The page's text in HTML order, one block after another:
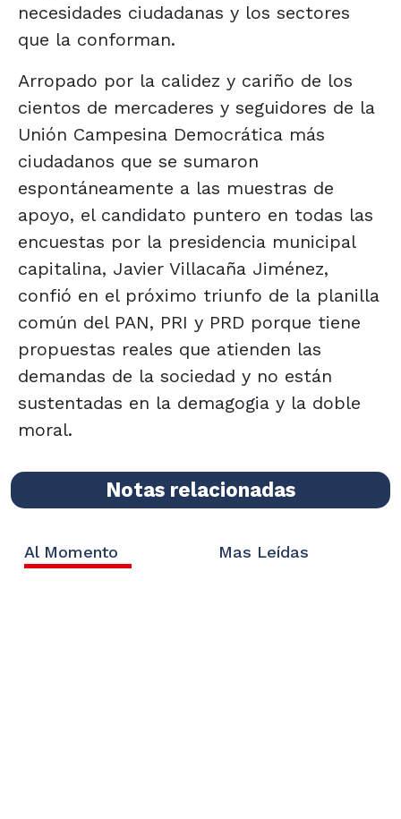
necesidades ciudadanas y los sectores
que la conforman.
Arropado por la calidez y cariño de los
cientos de mercaderes y seguidores de la
Unión Campesina Democrática más
ciudadanos que se sumaron
espontáneamente a las muestras de
apoyo, el candidato puntero en todas las
encuestas por la presidencia municipal
capitalina, Javier Villacaña Jiménez,
confió en el próximo triunfo de la planilla
común del PAN, PRI y PRD porque tiene
propuestas reales que atienden las
demandas de la sociedad y no están
sustentadas en la demagogia y la doble
moral.
Notas relacionadas
Al Momento Mas Leídas